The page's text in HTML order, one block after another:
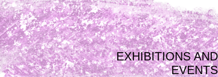
EXHIBITIONS AND
EVENTS